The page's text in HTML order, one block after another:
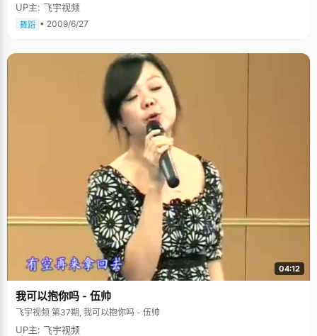
UP主: 飞宇视频
舞蹈 • 2009/6/27
04:12
我可以抱你吗 - 伍帅
飞宇视频 第37期, 我可以抱你吗 - 伍帅
UP主: 飞宇视频